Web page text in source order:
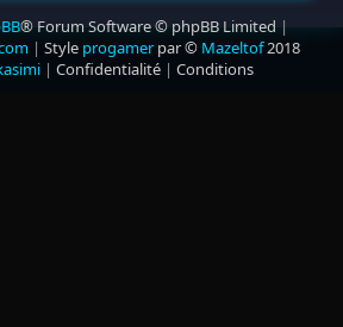
® Forum Software © phpBB Limited |
| Style progamerpar © Mazeltof2018
| Confidentialité| Conditions